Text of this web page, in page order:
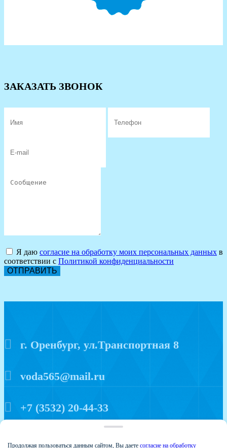
ЗАКАЗАТЬ ЗВОНОК
Я даю согласие на обработку моих персональных данных в
соответствии с Политикой конфиденциальности
ОТПРАВИТЬ
г. Оренбург, ул.Транспортная 8
voda565@mail.ru
+7 (3532) 20-44-33
Продолжая пользоваться данным сайтом, Вы даете согласие на обработку